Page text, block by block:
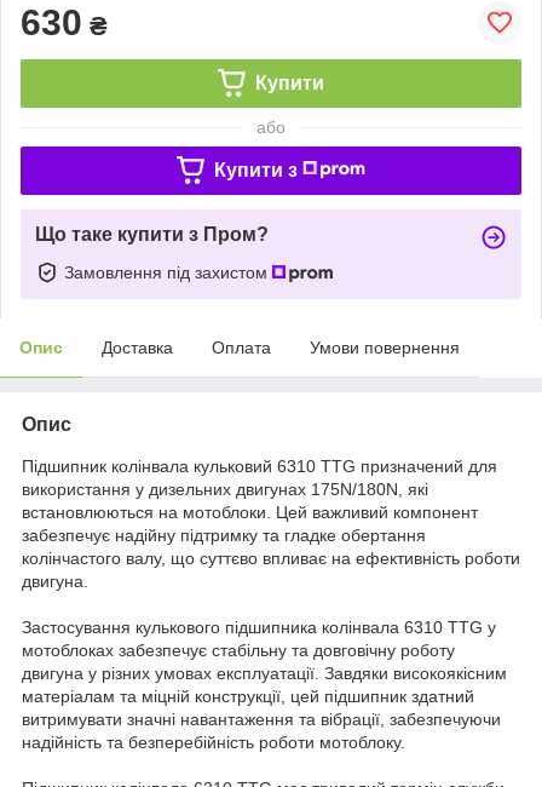
630 ₴
Купити
або
Купити з
Що таке купити з Пром?
Замовлення під захистом
Опис Доставка Оплата Умови повернення
Опис
Підшипник колінвала кульковий 6310 TTG призначений для
використання у дизельних двигунах 175N/180N, які
встановлюються на мотоблоки. Цей важливий компонент
забезпечує надійну підтримку та гладке обертання
колінчастого валу, що суттєво впливає на ефективність роботи
двигуна.
Застосування кулькового підшипника колінвала 6310 TTG у
мотоблоках забезпечує стабільну та довговічну роботу
двигуна у різних умовах експлуатації. Завдяки високоякісним
матеріалам та міцній конструкції, цей підшипник здатний
витримувати значні навантаження та вібрації, забезпечуючи
надійність та безперебійність роботи мотоблоку.